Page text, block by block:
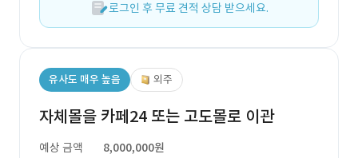
로그인 후 무료 견적 상담 받으세요.
유사도 매우 높음 외주
자체몰을 카페24 또는 고도몰로 이관
예상 금액
8,000,000원